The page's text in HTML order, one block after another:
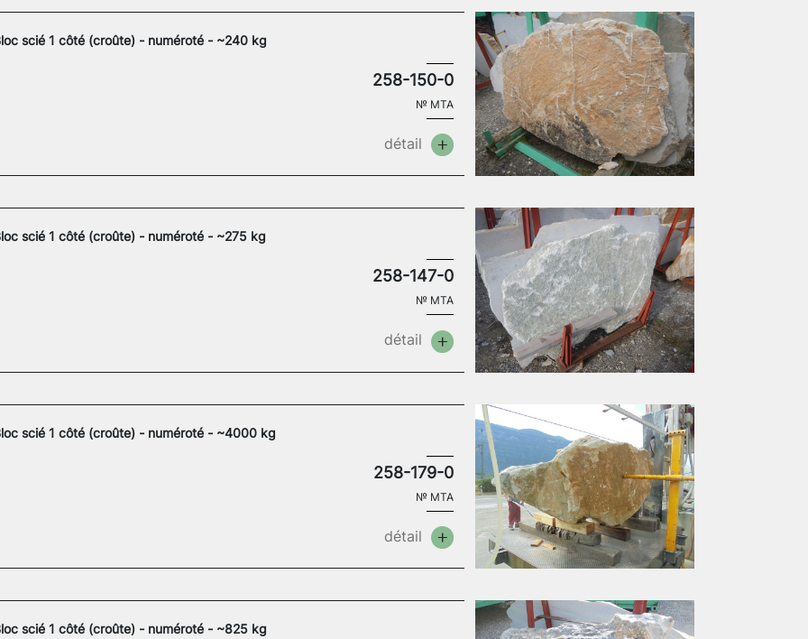
scié 1 côté (croûte) - numéroté - ~240 kg
258-150-0
№ MTA
détail
scié 1 côté (croûte) - numéroté - ~275 kg
258-147-0
№ MTA
détail
scié 1 côté (croûte) - numéroté - ~4000 kg
258-179-0
№ MTA
détail
scié 1 côté (croûte) - numéroté - ~825 kg